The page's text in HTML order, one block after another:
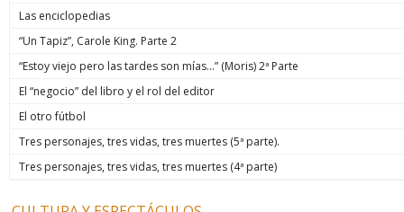
Las enciclopedias
“Un Tapiz”, Carole King. Parte 2
“Estoy viejo pero las tardes son mías…” (Moris) 2ª Parte
El “negocio” del libro y el rol del editor
El otro fútbol
Tres personajes, tres vidas, tres muertes (5ª parte).
Tres personajes, tres vidas, tres muertes (4ª parte)